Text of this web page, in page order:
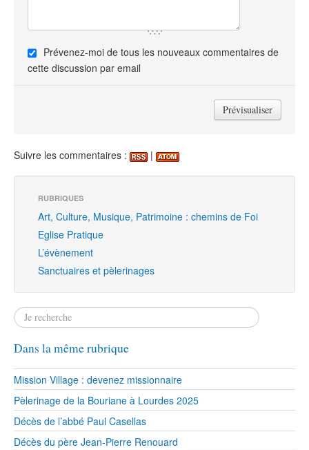
Prévenez-moi de tous les nouveaux commentaires de
cette discussion par email
Suivre les commentaires : |
RUBRIQUES
Art, Culture, Musique, Patrimoine : chemins de Foi
Eglise Pratique
L’évènement
Sanctuaires et pèlerinages
Dans la même rubrique
Mission Village : devenez missionnaire
Pèlerinage de la Bouriane à Lourdes 2025
Décès de l’abbé Paul Casellas
Décès du père Jean-Pierre Renouard